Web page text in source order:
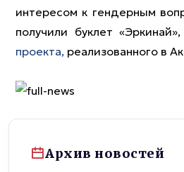
интересом к гендерным
получили буклет
проекта, реализованного в
Архив новостей